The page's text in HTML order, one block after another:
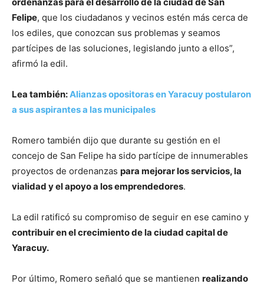
Felipe, que los ciudadanos y vecinos estén más cerca de
los ediles, que conozcan sus problemas y seamos
partícipes de las soluciones, legislando junto a ellos”,
afirmó la edil.
Lea también:Alianzas opositoras en Yaracuy postularon
a sus aspirantes a las municipales
Romero también dijo que durante su gestión en el
concejo de San Felipe ha sido partícipe de innumerables
proyectos de ordenanzas para mejorar los servicios, la
vialidad y el apoyo a los emprendedores.
La edil ratificó su compromiso de seguir en ese camino y
contribuir en el crecimiento de la ciudad capital de
Yaracuy.
Por último, Romero señaló que se mantienen realizando